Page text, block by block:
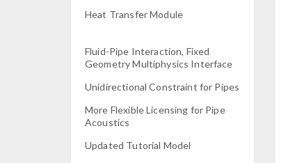
Heat Transfer Module
Fluid-Pipe Interaction, Fixed
Geometry Multiphysics Interface
Unidirectional Constraint for Pipes
More Flexible Licensing for Pipe
Acoustics
Updated Tutorial Model